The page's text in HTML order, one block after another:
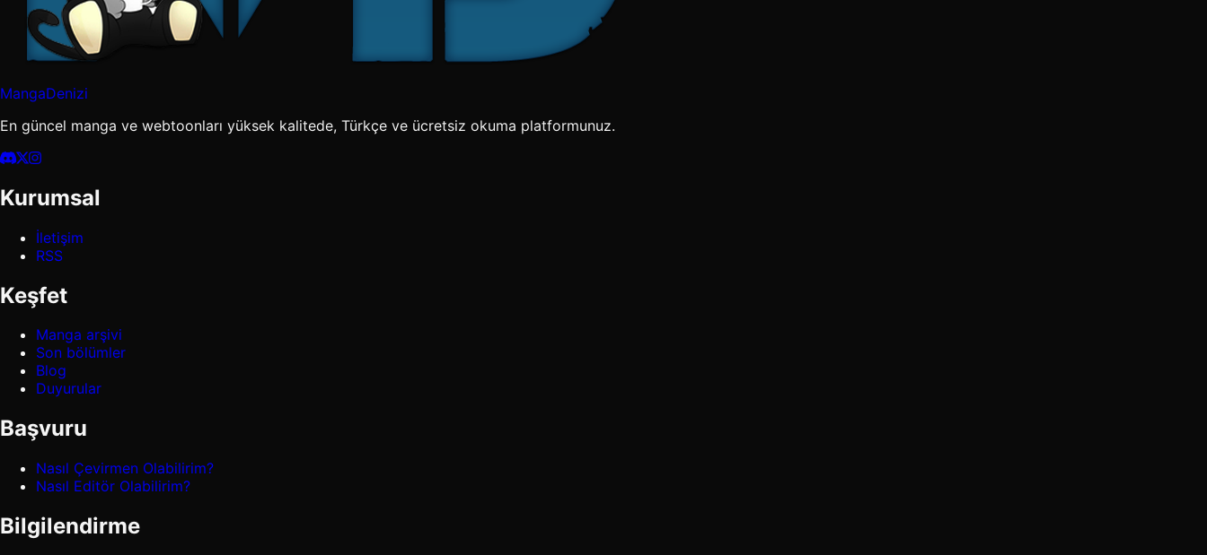
MangaDenizi
En güncel manga ve webtoonları yüksek kalitede, Türkçe ve ücretsiz okuma platformunuz.
Kurumsal
İletişim
RSS
Keşfet
Manga arşivi
Son bölümler
Blog
Duyurular
Başvuru
Nasıl Çevirmen Olabilirim?
Nasıl Editör Olabilirim?
Bilgilendirme